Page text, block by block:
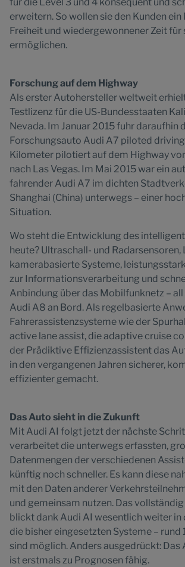
erweitern. So wollen sie den Kunden
Freiheit und wiedergewonnener Zeit für
ermöglichen.
Forschung auf dem Highway
Als erster Autohersteller weltweit
Testlizenz für die US-Bundesstaaten
Nevada. Im Januar 2015 fuhr daraufhin
Forschungsauto Audi A7 piloted
Kilometer pilotiert auf dem Highway
nach Las Vegas. Im Mai 2015 war ein
fahrender Audi A7 im dichten
Shanghai (China) unterwegs – einer
Situation.
Wo steht die Entwicklung des
heute? Ultraschall- und Radarsensoren,
kamerabasierte Systeme,
zur Informationsverarbeitung und
Anbindung über das Mobilfunknetz – all
Audi A8 an Bord. Als regelbasierte
Fahrerassistenzsysteme wie der
active lane assist, die adaptive cruise
der Prädiktive Effizienzassistent das
in den vergangenen Jahren sicherer,
effizienter gemacht.
Das Auto sieht in die Zukunft
Mit Audi AI folgt jetzt der nächste
verarbeitet die unterwegs erfassten,
Datenmengen der verschiedenen
künftig noch schneller. Es kann diese
mit den Daten anderer
und gemeinsam nutzen. Das
blickt dank Audi AI wesentlich weiter in
die bisher eingesetzten Systeme – rund
sind möglich. Anders ausgedrückt: Das
ist erstmals zu Prognosen fähig.